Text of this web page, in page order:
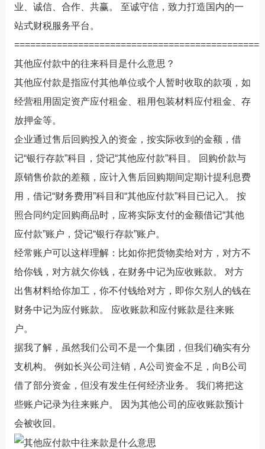
业、诚信、合作、共赢。 至诚守信，致力打造国内的一
站式财税服务平台。
其他应付款中的往来科目是什么意思？
其他应付款是指应付其他单位或个人暂时收取的款项，如
经营租用固定资产应付租金、租用包装材料应付租金、存
放押金等。
企业通过售后回购投入的资金，按实际收到的金额，借
记“银行存款”科目，贷记“其他应付款”科目。 回购价款与
原销售价款的差额，应计入售后回购期间定期计提利息费
用，借记“财务费用”科目和“其他应付款”科目已记入。 按
照合同约定回购商品时，应将实际支付的金额借记“其他
应付款”账户，贷记“银行存款”账户。
经常账户可以这样理解：比如你把货物卖给对方，对方不
给你钱，对方就欠你钱，在财务中记为应收账款。 对方
出售材料给你加工，你不付钱给对方，即你欠别人的钱在
财务中记为应付账款。 应收账款和应付账款是往来账
户。
据我了解，虽然我们公司不是一个集团，但我们确实有分
支机构。 例如长兴公司注销 ，A公司资金不足，向B公司
借了部分资金，但没有发生任何经济业务。 我们将把这
些账户记录为往来账户。 因为其他公司的应收账款预计
会被收回。